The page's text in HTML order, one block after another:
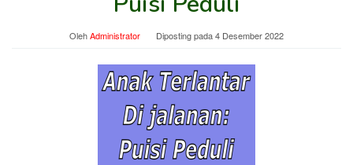
OlehAdministrator Diposting pada4 Desember 2022